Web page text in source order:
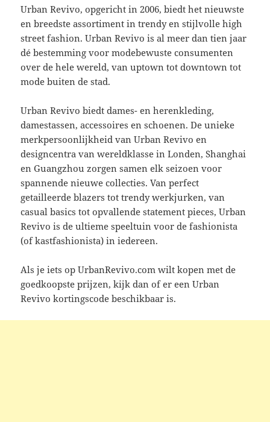
Urban Revivo, opgericht in 2006, biedt het nieuwste
en breedste assortiment in trendy en stijlvolle high
street fashion. Urban Revivo is al meer dan tien jaar
dé bestemming voor modebewuste consumenten
over de hele wereld, van uptown tot downtown tot
mode buiten de stad.
Urban Revivo biedt dames- en herenkleding,
damestassen, accessoires en schoenen. De unieke
merkpersoonlijkheid van Urban Revivo en
designcentra van wereldklasse in Londen, Shanghai
en Guangzhou zorgen samen elk seizoen voor
spannende nieuwe collecties. Van perfect
getailleerde blazers tot trendy werkjurken, van
casual basics tot opvallende statement pieces, Urban
Revivo is de ultieme speeltuin voor de fashionista
(of kastfashionista) in iedereen.
Als je iets op UrbanRevivo.com wilt kopen met de
goedkoopste prijzen, kijk dan of er een Urban
Revivo kortingscode beschikbaar is.